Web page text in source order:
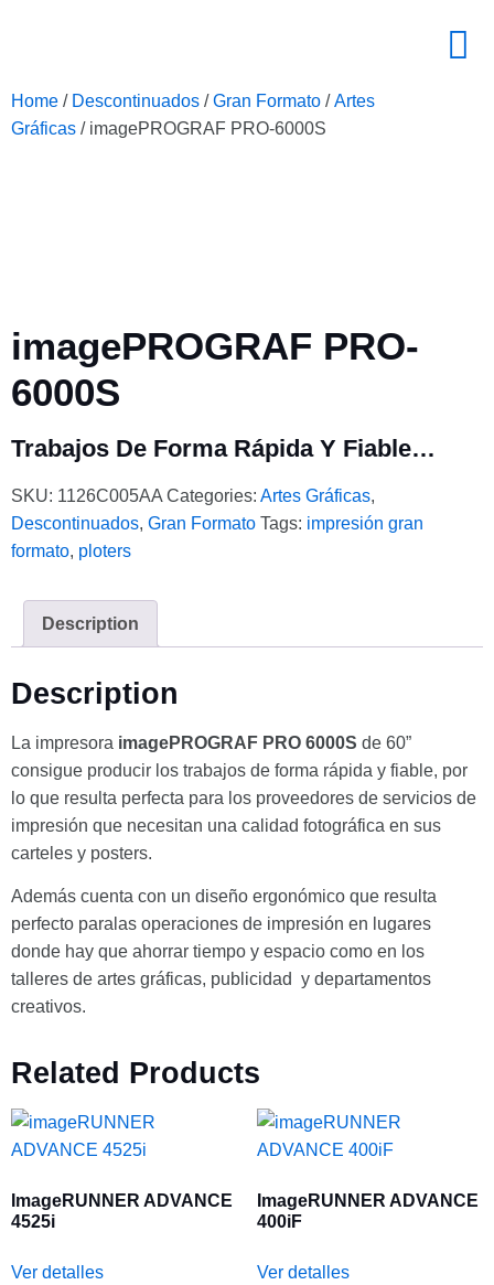
Home / Descontinuados /Gran Formato /Artes
Gráficas / imagePROGRAF PRO-6000S
imagePROGRAF PRO-
6000S
Trabajos De Forma Rápida Y Fiable…
SKU: 1126C005AA Categories: Artes Gráficas,
Descontinuados, Gran Formato Tags: impresión gran
formato, ploters
Description
Description
La impresora imagePROGRAF PRO 6000S de 60”
consigue producir los trabajos de forma rápida y fiable, por
lo que resulta perfecta para los proveedores de servicios de
impresión que necesitan una calidad fotográfica en sus
carteles y posters.
Además cuenta con un diseño ergonómico que resulta
perfecto paralas operaciones de impresión en lugares
donde hay que ahorrar tiempo y espacio como en los
talleres de artes gráficas, publicidad y departamentos
creativos.
Related Products
ImageRUNNER ADVANCE
4525i
Ver detalles
ImageRUNNER ADVANCE
400iF
Ver detalles